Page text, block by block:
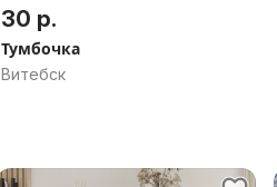
30 р.
Тумбочка
Витебск